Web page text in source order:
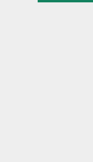
“Ленты”